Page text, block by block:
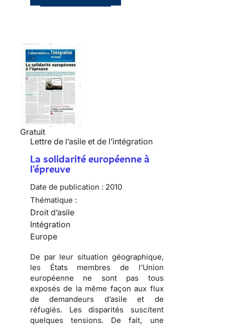
Gratuit
Lettre de l’asile et de l’intégration
La solidarité européenne à
l'épreuve
Date de publication : 2010
Thématique :
Droit d’asile
Intégration
Europe
De par leur situation géographique,
les États membres de l’Union
européenne ne sont pas tous
exposés de la même façon aux flux
de demandeurs d’asile et de
réfugiés. Les disparités suscitent
quelques tensions. De fait, une